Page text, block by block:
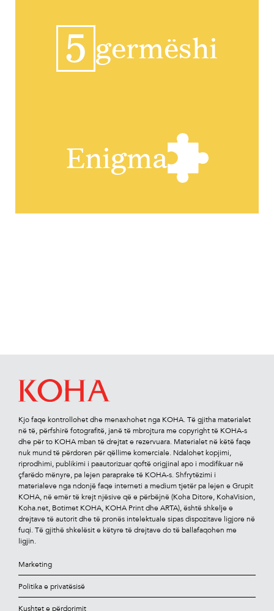
5 germëshi
Enigma
Kjo faqe kontrollohet dhe menaxhohet nga KOHA. Të gjitha materialet
në të, përfshirë fotograﬁtë, janë të mbrojtura me copyright të KOHA-s
dhe për to KOHA mban të drejtat e rezervuara. Materialet në këtë faqe
nuk mund të përdoren për qëllime komerciale. Ndalohet kopjimi,
riprodhimi, publikimi i paautorizuar qoftë origjinal apo i modiﬁkuar në
çfarëdo mënyre, pa lejen paraprake të KOHA-s. Shfrytëzimi i
materialeve nga ndonjë faqe interneti a medium tjetër pa lejen e Grupit
KOHA, në emër të krejt njësive që e përbëjnë (Koha Ditore, KohaVision,
Koha.net, Botimet KOHA, KOHA Print dhe ARTA), është shkelje e
drejtave të autorit dhe të pronës intelektuale sipas dispozitave ligjore në
fuqi. Të gjithë shkelësit e këtyre të drejtave do të ballafaqohen me
ligjin.
Marketing
Politika e privatësisë
Kushtet e përdorimit